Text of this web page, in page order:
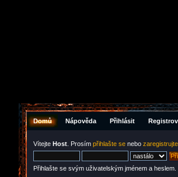
Domů Nápověda Přihlásit
Vítejte Host . Prosím přihlašte se nebo zaregistrujte
Přihlašte se svým uživatelským jménem a heslem.